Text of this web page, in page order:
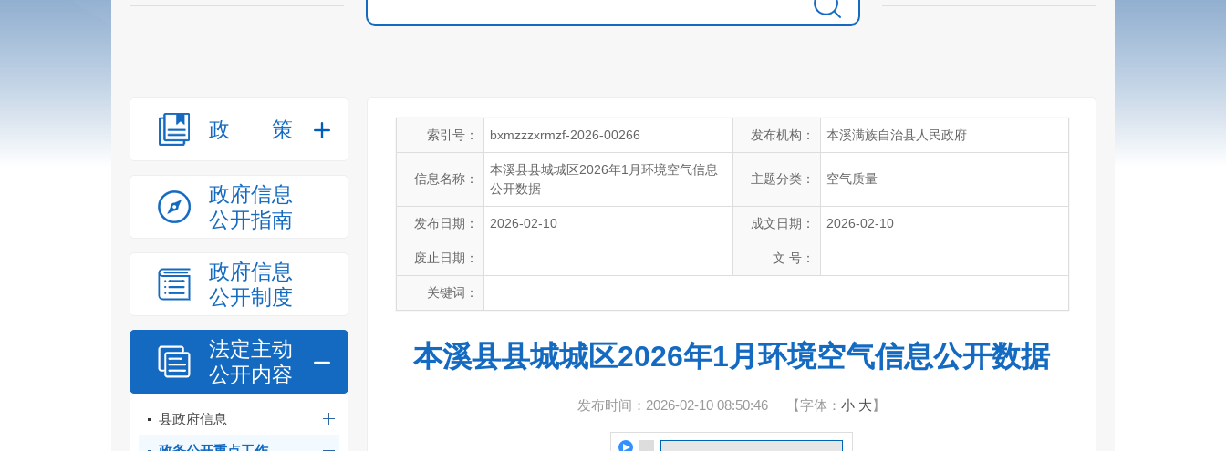
政策
政府信息
公开指南
政府信息
公开制度
法定主动
公开内容
县政府信息
索引号： bxmzzzxrmzf-2026-00266 发布机构： 本溪满族自治县人民政府
信息名称：
本溪县县城城区2026年1月环境空气信息
公开数据
主题分类： 空气质量
发布日期： 2026-02-10 成文日期： 2026-02-10
废止日期： 文 号：
关键词：
本溪县县城城区2026年1月环境空气信息公开数据
发布时间：2026-02-10 08:50:46 【字体： 小 大】